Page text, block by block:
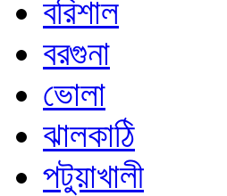
বরিশাল
বরগুনা
ভোলা
ঝালকাঠি
পটুয়াখালী